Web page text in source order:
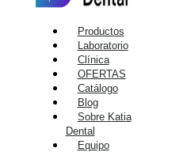
Productos
Laboratorio
Clínica
OFERTAS
Catálogo
Blog
Sobre Katia
Dental
Equipo